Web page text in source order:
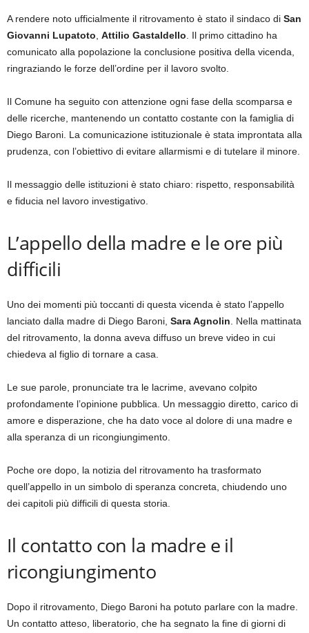
A rendere noto ufficialmente il ritrovamento è stato il sindaco di San
Giovanni Lupatoto Attilio Gastaldello . Il primo cittadino ha
comunicato alla popolazione la conclusione positiva della vicenda,
ringraziando le forze dell’ordine per il lavoro svolto.
Il Comune ha seguito con attenzione ogni fase della scomparsa e
delle ricerche, mantenendo un contatto costante con la famiglia di
Diego Baroni. La comunicazione istituzionale è stata improntata alla
prudenza, con l’obiettivo di evitare allarmismi e di tutelare il minore.
Il messaggio delle istituzioni è stato chiaro: rispetto, responsabilità
e fiducia nel lavoro investigativo.
L’appello della madre e le ore più
difficili
Uno dei momenti più toccanti di questa vicenda è stato l’appello
lanciato dalla madre di Diego Baroni, Sara Agnolin . Nella mattinata
del ritrovamento, la donna aveva diffuso un breve video in cui
chiedeva al figlio di tornare a casa.
Le sue parole, pronunciate tra le lacrime, avevano colpito
profondamente l’opinione pubblica. Un messaggio diretto, carico di
amore e disperazione, che ha dato voce al dolore di una madre e
alla speranza di un ricongiungimento.
Poche ore dopo, la notizia del ritrovamento ha trasformato
quell’appello in un simbolo di speranza concreta, chiudendo uno
dei capitoli più difficili di questa storia.
Il contatto con la madre e il
ricongiungimento
Dopo il ritrovamento, Diego Baroni ha potuto parlare con la madre.
Un contatto atteso, liberatorio, che ha segnato la fine di giorni di